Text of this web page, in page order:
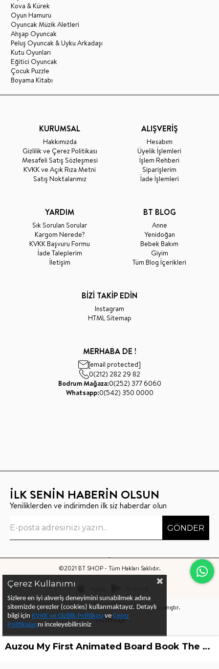
Kova & Kürek
Oyun Hamuru
Oyuncak Müzik Aletleri
Ahşap Oyuncak
Peluş Oyuncak & Uyku Arkadaşı
Kutu Oyunları
Eğitici Oyuncak
Çocuk Puzzle
Boyama Kitabı
KURUMSAL
Hakkımızda
Gizlilik ve Çerez Politikası
Mesafeli Satış Sözleşmesi
KVKK ve Açık Rıza Metni
Satış Noktalarımız
ALIŞVERİŞ
Hesabım
Üyelik İşlemleri
İşlem Rehberi
Siparişlerim
İade İşlemleri
YARDIM
Sık Sorulan Sorular
Kargom Nerede?
KVKK Başvuru Formu
İade Taleplerim
İletişim
BT BLOG
Anne
Yenidoğan
Bebek Bakım
Giyim
Tüm Blog İçerikleri
BİZİ TAKİP EDİN
Instagram
HTML Sitemap
MERHABA DE !
[email protected]
0(212) 282 29 82
Bodrum Mağaza:0(252) 377 6060
Whatsapp:0(542) 350 0000
İLK SENİN HABERİN OLSUN
Yeniliklerden ve indirimden ilk siz haberdar olun
GÖNDER
©2021 BT SHOP - Tüm Hakları Saklıdır.
Bu sitenin kurulumuKeyo Digitaltarafından yapılmıştır.
Çerez Kullanımı
Sizlere en iyi alıveriş deneyimini sunabilmek adına
sitemizde çerezler (cookies) kullanmaktayız. Detaylı
bilgi için KVKK ve Gizlilik Politikası ve Çerez
Politikalarını inceleyebilirsiniz
Auzou My First Animated Board Book The Seasons